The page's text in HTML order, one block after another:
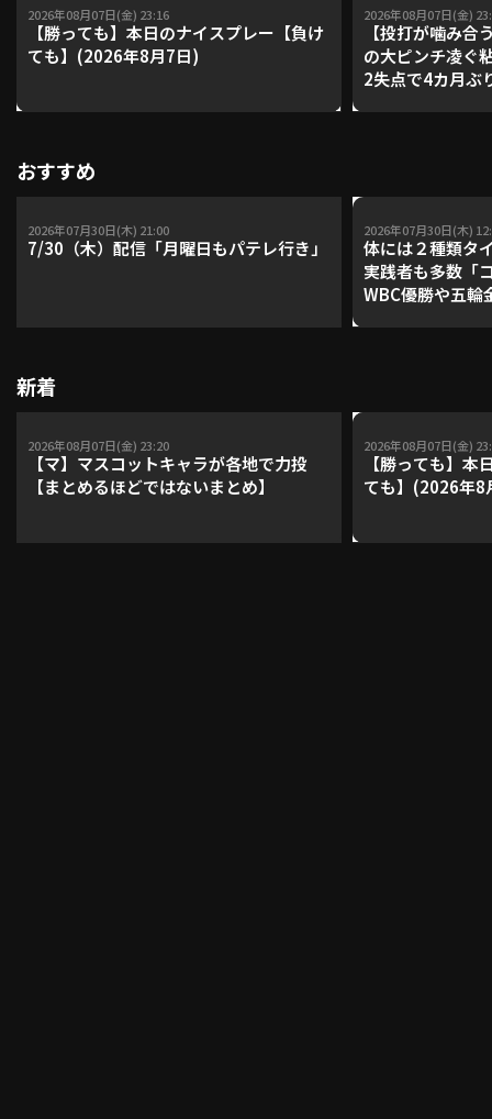
2026年08月07日(金) 23:16
【勝っても】本日のナイスプレー【負け
ても】(2026年8月7日)
2026年08月07日(金)
【投打が噛み合
の大ピンチ凌ぐ
2失点で4カ月ぶ
おすすめ
2026年07月30日(木) 21:00
7/30（木）配信「月曜日もパテレ行き」
2026年07月30日(木)
体には２種類タ
実践者も多数「
WBC優勝や五輪
新着
2026年08月07日(金) 23:20
【マ】マスコットキャラが各地で力投
【まとめるほどではないまとめ】
2026年08月07日(金)
【勝っても】本
ても】(2026年8